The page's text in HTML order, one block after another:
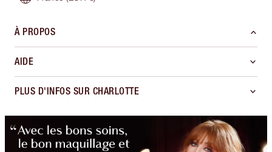
À PROPOS
AIDE
PLUS D'INFOS SUR CHARLOTTE